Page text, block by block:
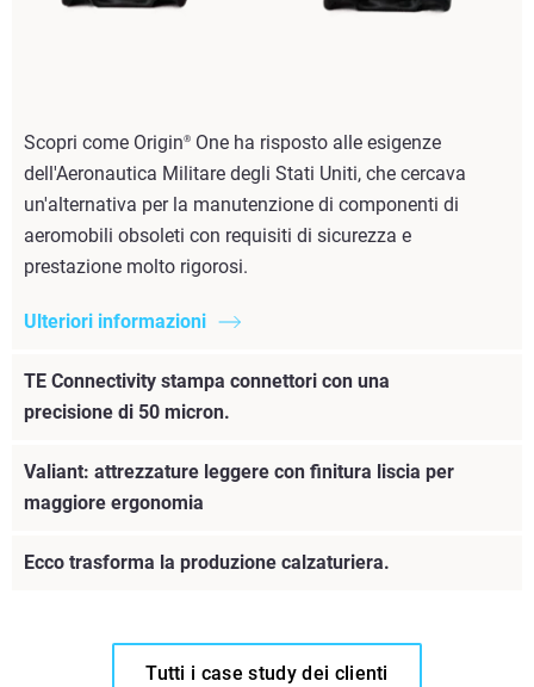
Scopri come Origin® One ha risposto alle esigenze
dell'Aeronautica Militare degli Stati Uniti, che cercava
un'alternativa per la manutenzione di componenti di
aeromobili obsoleti con requisiti di sicurezza e
prestazione molto rigorosi.
Ulteriori informazioni
TE Connectivity stampa connettori con una
precisione di 50 micron.
Valiant: attrezzature leggere con finitura liscia per
maggiore ergonomia
Ecco trasforma la produzione calzaturiera.
Tutti i case study dei clienti